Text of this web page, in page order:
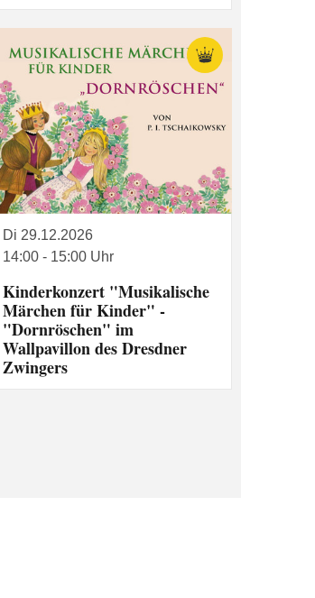
Di 29.12.2026
14:00 - 15:00 Uhr
Kinderkonzert "Musikalische
Märchen für Kinder" -
"Dornröschen" im
Wallpavillon des Dresdner
Zwingers